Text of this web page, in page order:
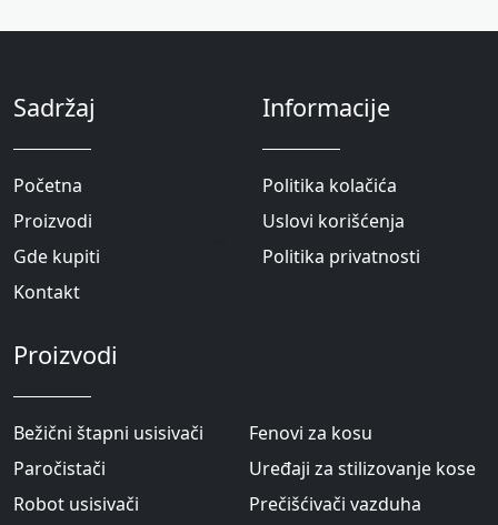
Sadržaj
Početna
Proizvodi
Gde kupiti
Kontakt
Informacije
Politika kolačića
Uslovi korišćenja
Politika privatnosti
Proizvodi
Bežični štapni usisivači
Fenovi za kosu
Paročistači
Uređaji za stilizovanje kose
Robot usisivači
Prečišćivači vazduha